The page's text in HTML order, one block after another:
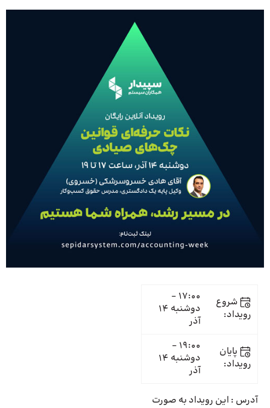
شروع
رویداد:
17:00 -
دوشنبه 14
آذر
پایان
رویداد:
19:00 -
دوشنبه 14
آذر
آدرس : این رویداد به صورت